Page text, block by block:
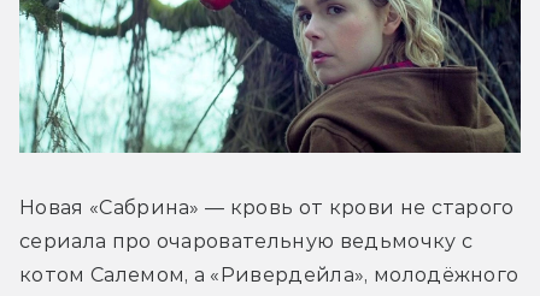
Новая «Сабрина» — кровь от крови не старого
сериала про очаровательную ведьмочку с
котом Салемом, а «Ривердейла», молодёжного